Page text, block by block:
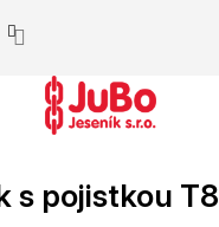
s pojistkou T8